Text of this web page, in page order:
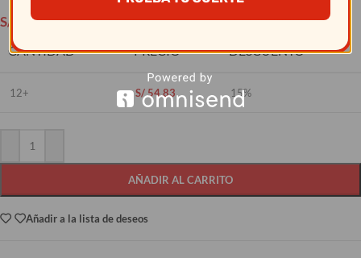
S/ 64.50
CANTIDAD PRECIO DESCUENTO
12+ S/54.83 15%
AÑADIR AL CARRITO
Añadir a la lista de deseos